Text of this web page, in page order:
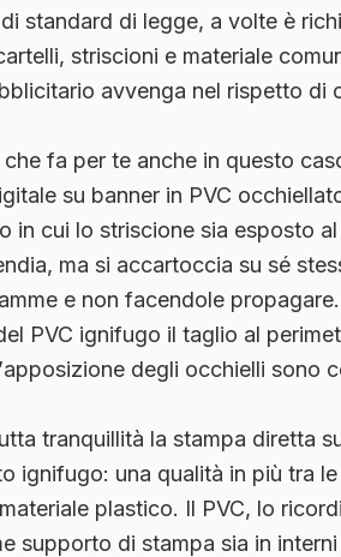
standard di legge, a volte è
striscioni e materiale
avvenga nel rispetto di
fa per te anche in questo
su banner in PVC
in cui lo striscione sia esposto
ma si accartoccia su sé
e non facendole propagare.
PVC ignifugo iltaglio al
apposizione degli occhielli sono
tranquillità la stampa diretta
ignifugo: una qualità in più tra
plastico. Il PVC, lo
supporto di stampa sia in interni